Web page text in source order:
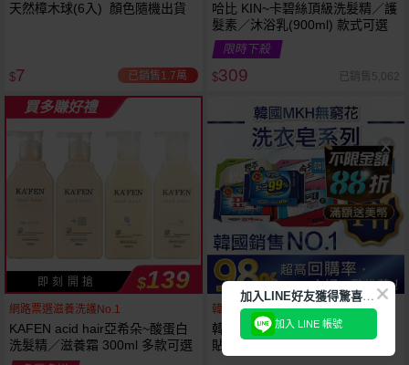
天然樟木球(6入) 顏色隨機出貨
$7 已銷售1.7萬
哈比 KIN~卡碧絲頂級洗髮精／護
髮素／沐浴乳(900ml) 款式可選
限時下殺
$309 已銷售5,062
買多賺好禮
即 刻 開 搶 $139
網路票選滋養洗護No.1
KAFEN acid hair亞希朵~酸蛋白
洗髮精／滋養霜 300ml 多款可選
韓國銷售第一天然品牌
韓國 無瓊花~抗菌洗衣皂／女性
貼身衣物去污皂／衣襪去污皂／
加
入LINE好友獲得驚喜折扣!
加入 LINE 帳號